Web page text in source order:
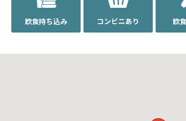
飲食持ち込み コンビニあり 飲